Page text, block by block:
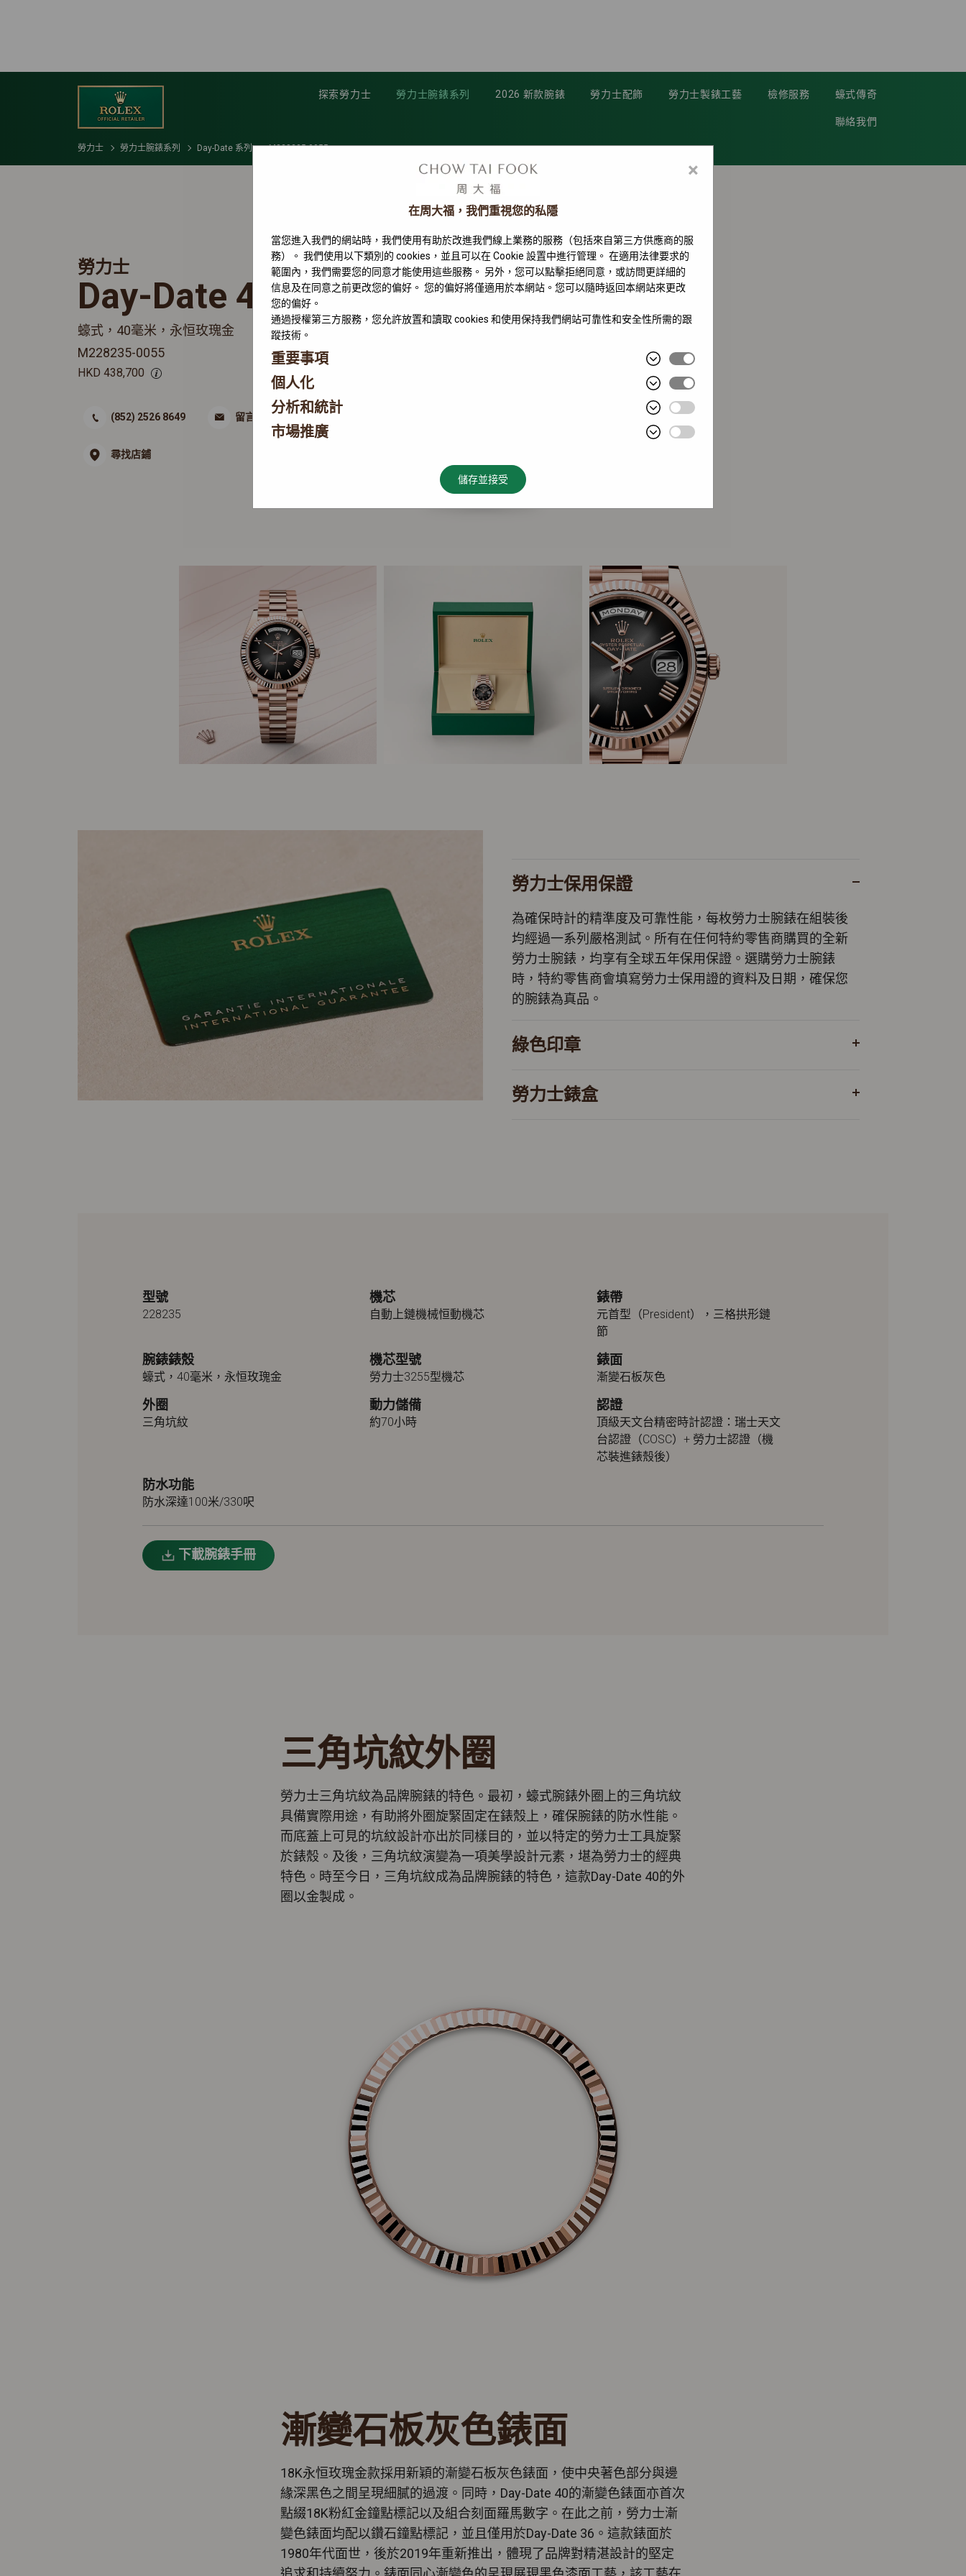
探索勞力士 勞力士腕錶系列 2026 新款腕錶 勞力士配飾 勞力士製錶工藝 檢修服務 蠔式傳奇
聯絡我們
勞力士 勞力士腕錶系列 Day-Date 系列 M228235-0055
勞力士
Day-Date 40
蠔式，40毫米，永恒玫瑰金
M228235-0055
HKD 438,700
(852) 2526 8649 留言
尋找店鋪
勞力士保用保證
為確保時計的精準度及可靠性能，每枚勞力士腕錶在組裝後
均經過一系列嚴格測試。所有在任何特約零售商購買的全新
勞力士腕錶，均享有全球五年保用保證。選購勞力士腕錶
時，特約零售商會填寫勞力士保用證的資料及日期，確保您
的腕錶為真品。
綠色印章
勞力士錶盒
型號
228235
機芯
自動上鏈機械恒動機芯
錶帶
元首型（President），三格拱形鏈
節
腕錶錶殼
蠔式，40毫米，永恒玫瑰金
機芯型號
勞力士3255型機芯
錶面
漸變石板灰色
外圈
三角坑紋
動力儲備
約70小時
認證
頂級天文台精密時計認證：瑞士天文
台認證（COSC）+ 勞力士認證（機
芯裝進錶殼後）
防水功能
防水深達100米/330呎
下載腕錶手冊
三角坑紋外圈
勞力士三角坑紋為品牌腕錶的特色。最初，蠔式腕錶外圈上的三角坑紋
具備實際用途，有助將外圈旋緊固定在錶殼上，確保腕錶的防水性能。
而底蓋上可見的坑紋設計亦出於同樣目的，並以特定的勞力士工具旋緊
於錶殼。及後，三角坑紋演變為一項美學設計元素，堪為勞力士的經典
特色。時至今日，三角坑紋成為品牌腕錶的特色，這款Day-Date 40的外
圈以金製成。
漸變石板灰色錶面
18K永恒玫瑰金款採用新穎的漸變石板灰色錶面，使中央著色部分與邊
緣深黑色之間呈現細膩的過渡。同時，Day-Date 40的漸變色錶面亦首次
點綴18K粉紅金鐘點標記以及組合刻面羅馬數字。在此之前，勞力士漸
變色錶面均配以鑽石鐘點標記，並且僅用於Day-Date 36。這款錶面於
1980年代面世，後於2019年重新推出，體現了品牌對精湛設計的堅定
×
在周大福，我們重視您的私隱
當您進入我們的網站時，我們使用有助於改進我們線上業務的服務（包括來自第三方供應商的服
務）。 我們使用以下類別的 cookies，並且可以在 Cookie 設置中進行管理。 在適用法律要求的
範圍內，我們需要您的同意才能使用這些服務。 另外，您可以點擊拒絕同意，或訪問更詳細的
信息及在同意之前更改您的偏好。 您的偏好將僅適用於本網站。您可以隨時返回本網站來更改
您的偏好。
通過授權第三方服務，您允許放置和讀取 cookies 和使用保持我們網站可靠性和安全性所需的跟
蹤技術。
重要事項
個人化
分析和統計
市場推廣
儲存並接受